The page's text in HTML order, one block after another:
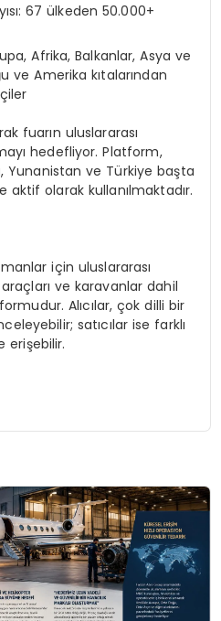
67 ülkeden 50.000+
Afrika, Balkanlar, Asya ve
ve Amerika kıtalarından
fuarın uluslararası
hedefliyor. Platform,
Yunanistan ve Türkiye başta
olarak kullanılmaktadır.
için uluslararası
ve karavanlar dahil
Alıcılar, çok dilli bir
satıcılar ise farklı
erişebilir.